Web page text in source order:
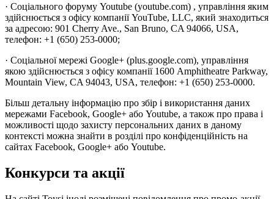
· Соціального форуму Youtube (youtube.com) , управління яким
здійснюється з офісу компанії YouTube, LLC, який знаходиться
за адресою: 901 Cherry Ave., San Bruno, CA 94066, USA,
телефон: +1 (650) 253-0000;
· Соціальної мережі Google+ (plus.google.com), управління
якою здійснюється з офісу компанії 1600 Amphitheatre Parkway,
Mountain View, CA 94043, USA, телефон: +1 (650) 253-0000.
Більш детальну інформацію про збір і використання даних
мережами Facebook, Google+ або Youtube, а також про права і
можливості щодо захисту персональних даних в даному
контексті можна знайти в розділі про конфіденційність на
сайтах Facebook, Google+ або Youtube.
Конкурси та акції